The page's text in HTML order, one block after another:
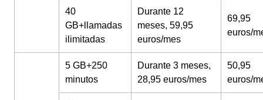
40
GB+llamadas
ilimitadas
Durante 12
meses, 59,95
euros/mes
69,95
euros/
5 GB+250
minutos
Durante 3 meses,
28,95 euros/mes
50,95
euros/